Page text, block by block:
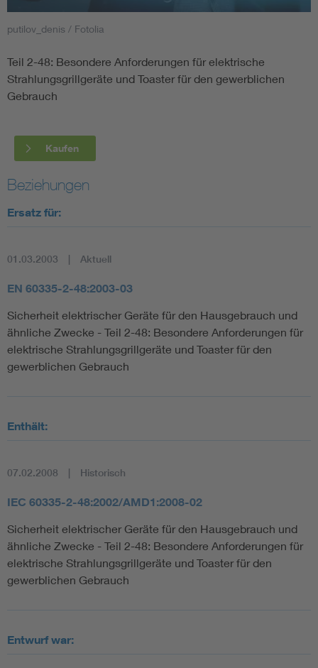
Smart Cities
DKE Fachinformationen im Kontext der Normung
Blitzschutz: DIN EN 62305 in der Übersicht
Circular Economy für mehr Ressourceneffizienz
Cybersecurity in der Industrieautomatisierung
Elektrofachkraft (EFK)
putilov_denis / Fotolia
Teil 2-48: Besondere Anforderungen für elektrische
Strahlungsgrillgeräte und Toaster für den gewerblichen
Gebrauch
Kaufen
Beziehungen
Ersatz für:
01.03.2003 Aktuell
EN 60335-2-48:2003-03
Sicherheit elektrischer Geräte für den Hausgebrauch und
ähnliche Zwecke - Teil 2-48: Besondere Anforderungen für
elektrische Strahlungsgrillgeräte und Toaster für den
gewerblichen Gebrauch
Enthält:
07.02.2008 Historisch
IEC 60335-2-48:2002/AMD1:2008-02
Sicherheit elektrischer Geräte für den Hausgebrauch und
ähnliche Zwecke - Teil 2-48: Besondere Anforderungen für
elektrische Strahlungsgrillgeräte und Toaster für den
gewerblichen Gebrauch
Entwurf war: